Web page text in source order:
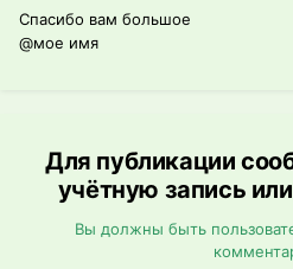
Спасибо вам большое
@мое имя
Для публикации
учётную запись
Вы должны быть